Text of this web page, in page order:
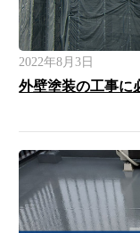
2022年8月3日
外壁塗装の工事に